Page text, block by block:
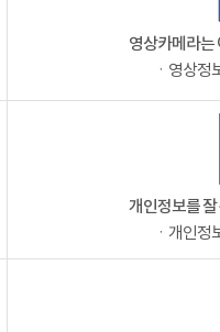
영상카메라는
ㆍ영상정
개인정보를
ㆍ개인정